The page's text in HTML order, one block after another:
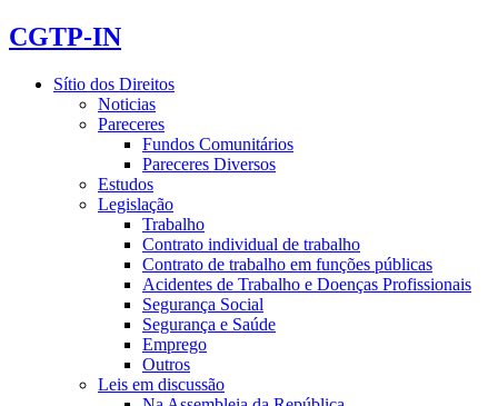
CGTP-IN
Sítio dos Direitos
Noticias
Pareceres
Fundos Comunitários
Pareceres Diversos
Estudos
Legislação
Trabalho
Contrato individual de trabalho
Contrato de trabalho em funções públicas
Acidentes de Trabalho e Doenças Profissionais
Segurança Social
Segurança e Saúde
Emprego
Outros
Leis em discussão